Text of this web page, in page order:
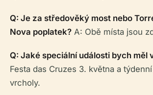
Q: Je za středověký most nebo
Nova poplatek? A: Obě místa jsou
Q: Jaké speciální události bych měl
Festa das Cruzes 3. května a
vrcholy.